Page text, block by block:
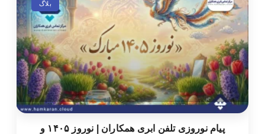
بلاگ
پیام نوروزی تلفن ابری همکاران | نوروز ۱۴۰۵ و